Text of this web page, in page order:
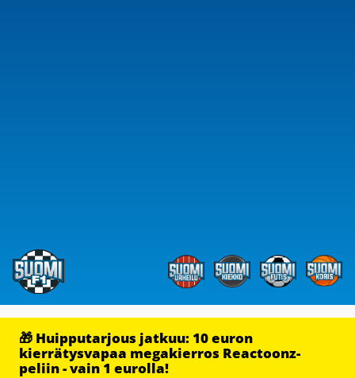
🎁 Huipputarjous jatkuu: 10 euron
kierrätysvapaa megakierros Reactoonz-
peliin - vain 1 eurolla!